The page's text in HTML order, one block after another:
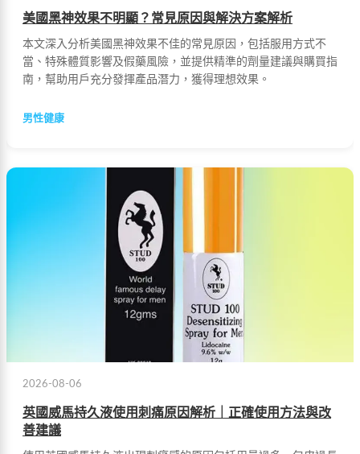
美國黑神效果不明顯？常見原因與解決方案解析
本文深入分析美國黑神效果不佳的常見原因，包括服用方式不
當、特殊體質影響及假藥風險，並提供精準的劑量建議與購買指
南，幫助用戶充分發揮產品潛力，獲得理想效果。
男性健康
2026-08-06
英國威馬持久液使用刺痛原因解析｜正確使用方法與改
善建議